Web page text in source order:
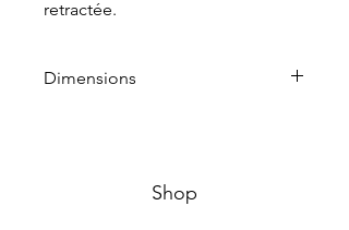
retractée.
Dimensions
Shop